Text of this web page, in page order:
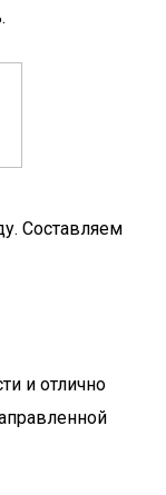
Составляем
и отлично